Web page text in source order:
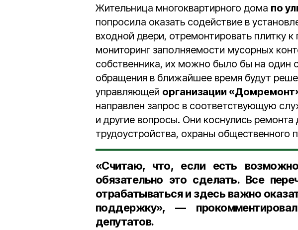
Жительница многоквартирного дома по
попросила оказать содействие в
входной двери, отремонтировать плитку
мониторинг заполняемости мусорных
собственника, их можно было бы на один
обращения в ближайшее время будут
управляющей организации
направлен запрос в соответствующую
и другие вопросы. Они коснулись
трудоустройства, охраны общественного
«Считаю, что, если есть
обязательно это сделать. Все
отрабатываться и здесь важно
поддержку», —
депутатов.